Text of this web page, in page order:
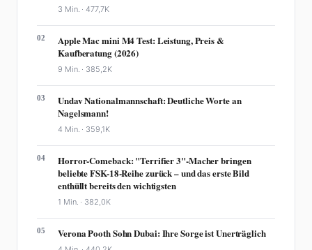
3 Min. ·477,7K
02
Apple Mac mini M4 Test: Leistung, Preis &
Kaufberatung (2026)
9 Min. · 385,2K
03
Undav Nationalmannschaft: Deutliche Worte an
Nagelsmann!
4 Min. · 359,1K
04
Horror-Comeback: "Terrifier 3"-Macher bringen
beliebte FSK-18-Reihe zurück – und das erste Bild
enthüllt bereits den wichtigsten
1 Min. · 382,0K
05 Verona Pooth Sohn Dubai: Ihre Sorge ist Unerträglich